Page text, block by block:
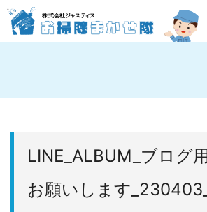
LINE_ALBUM_ブログ
お願いします